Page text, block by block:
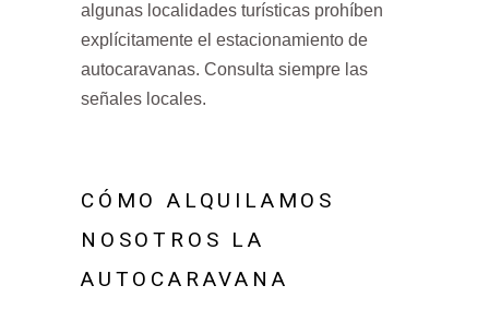
algunas localidades turísticas prohíben
explícitamente el estacionamiento de
autocaravanas. Consulta siempre las
señales locales.
CÓMO ALQUILAMOS
NOSOTROS LA
AUTOCARAVANA